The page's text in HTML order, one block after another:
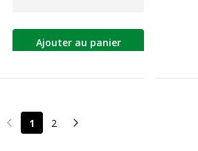
Ajouter au panier
Page précédente
1 2 Page suivante